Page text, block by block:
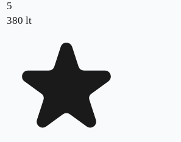
5
380 lt